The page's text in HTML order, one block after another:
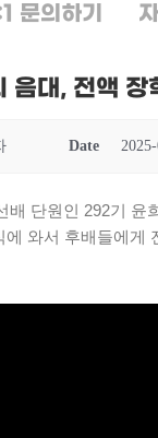
문의하기
대, 전액 장
Date
배 단원인 292기 윤
에 와서 후배들에게